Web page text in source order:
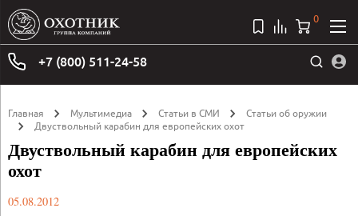
+7 (800) 511-24-58
0
Главная Мультимедиа Статьи в СМИ
Статьи об оружии
Двуствольный карабин для европейских охот
Двуствольный карабин для европейских
охот
05.08.2012